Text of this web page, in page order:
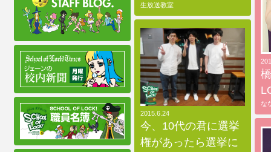
生放送教室
2015.6.24
今、10代の君に選挙
権があったら選挙に
な